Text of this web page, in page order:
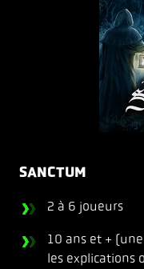
SANCTUM
2 à 6 joueurs
10 ans et +
les explications